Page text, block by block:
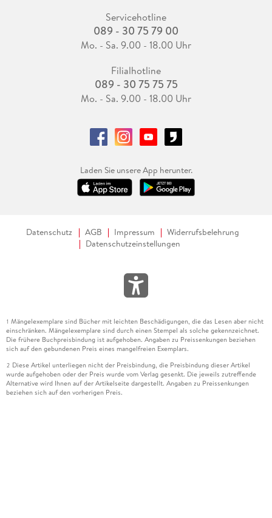
Servicehotline
089 - 30 75 79 00
Mo. - Sa. 9.00 - 18.00 Uhr
Filialhotline
089 - 30 75 75 75
Mo. - Sa. 9.00 - 18.00 Uhr
Laden Sie unsere App herunter.
Datenschutz AGB Impressum
Widerrufsbelehrung
Datenschutzeinstellungen
1 Mängelexemplare sind Bücher mit leichten Beschädigungen, die das Lesen aber nicht
einschränken. Mängelexemplare sind durch einen Stempel als solche gekennzeichnet.
Die frühere Buchpreisbindung ist aufgehoben. Angaben zu Preissenkungen beziehen
sich auf den gebundenen Preis eines mangelfreien Exemplars.
2 Diese Artikel unterliegen nicht der Preisbindung, die Preisbindung dieser Artikel
wurde aufgehoben oder der Preis wurde vom Verlag gesenkt. Die jeweils zutreffende
Alternative wird Ihnen auf der Artikelseite dargestellt. Angaben zu Preissenkungen
beziehen sich auf den vorherigen Preis.